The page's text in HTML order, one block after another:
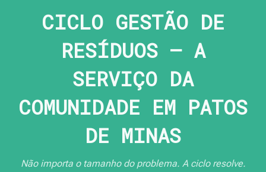
CICLO GESTÃO DE
RESÍDUOS — A
SERVIÇO DA
COMUNIDADE EM PATOS
DE MINAS
Não importa o tamanho do problema. A ciclo resolve.